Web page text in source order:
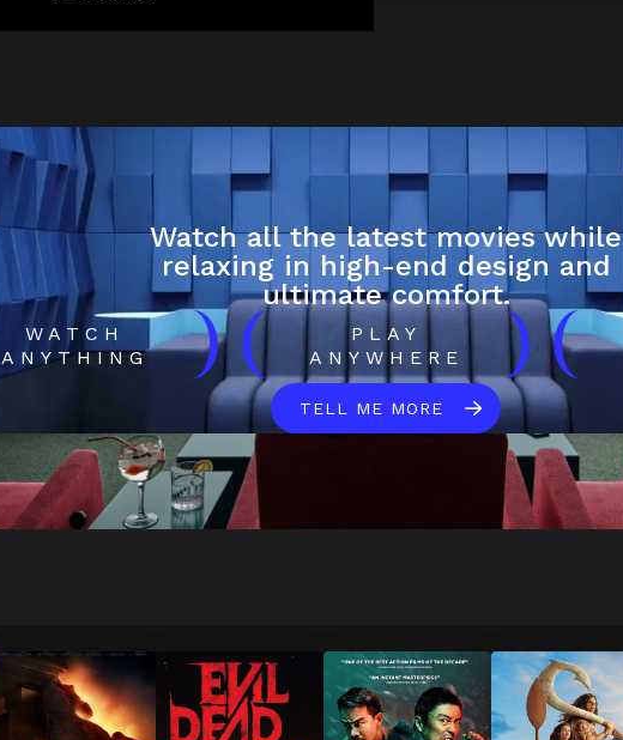
Watch all the latest movies while
relaxing in high-end design and
ultimate comfort.
WATCH
ANYTHING
)(
PLAY
ANYWHERE
)(
TELL ME MORE